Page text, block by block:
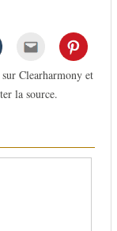
Clearharmony et
la source.